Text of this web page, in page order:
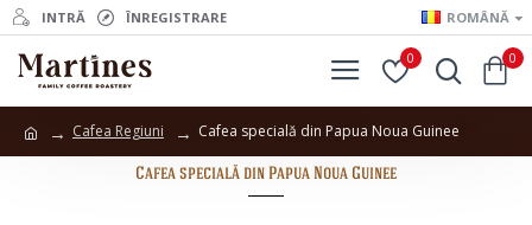
INTRĂ ÎNREGISTRARE ROMÂNĂ
0 0
Cafea Regiuni Cafea specială din Papua Noua Guinee
Cafea specială din Papua Noua Guinee